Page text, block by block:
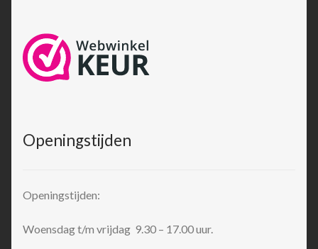
Openingstijden
Openingstijden:
Woensdag t/m vrijdag 9.30 – 17.00 uur.